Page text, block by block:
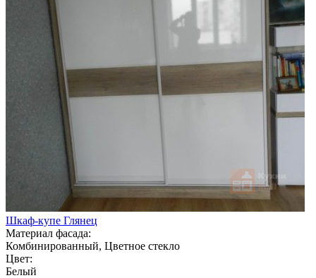
Шкаф-купе Глянец
Материал фасада:
Комбинированный, Цветное стекло
Цвет:
Белый